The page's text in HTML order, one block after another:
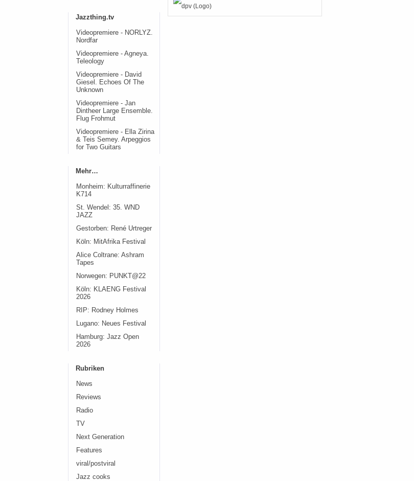
Jazzthing.tv
Videopremiere - NORLYZ.
Nordfar
Videopremiere - Agneya.
Teleology
Videopremiere - David
Giesel. Echoes Of The
Unknown
Videopremiere - Jan
Dintheer Large Ensemble.
Flug Frohmut
Videopremiere - Ella Zirina
& Teis Semey. Arpeggios
for Two Guitars
Mehr…
Monheim: Kulturraffinerie
K714
St. Wendel: 35. WND
JAZZ
Gestorben: René Urtreger
Köln: MitAfrika Festival
Alice Coltrane: Ashram
Tapes
Norwegen: PUNKT@22
Köln: KLAENG Festival
2026
RIP: Rodney Holmes
Lugano: Neues Festival
Hamburg: Jazz Open
2026
Rubriken
News
Reviews
Radio
TV
Next Generation
Features
viral/postviral
Jazz cooks